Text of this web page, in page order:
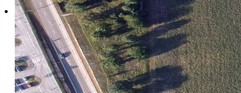
Znanstveni
na usjeve nakon
07 Travanj 2026 Hitova: 464